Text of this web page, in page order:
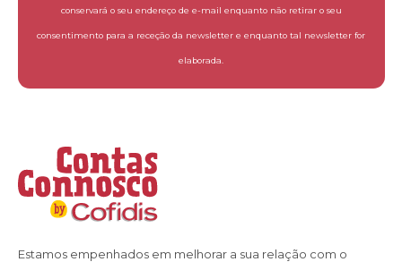
conservará o seu endereço de e-mail enquanto não retirar o seu
consentimento para a receção da newsletter e enquanto tal newsletter for
elaborada.
Estamos empenhados em melhorar a sua relação com o